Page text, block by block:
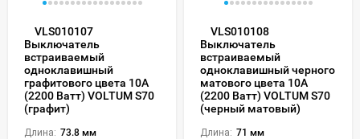
VLS010107
Выключатель
встраиваемый
одноклавишный
графитового цвета 10А
(2200 Ватт) VOLTUM S70
(графит)
Длина: 73.8 мм
VLS010108
Выключатель
встраиваемый
одноклавишный черного
матового цвета 10А
(2200 Ватт) VOLTUM S70
(черный матовый)
Длина: 71 мм